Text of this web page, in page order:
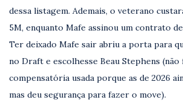
dessa listagem. Ademais, o veterano
5M, enquanto Mafe assinou um contrato
Ter deixado Mafe sair abriu a porta para
no Draft e escolhesse Beau Stephens
compensatória usada porque as de 2026
mas deu segurança para fazer o move).